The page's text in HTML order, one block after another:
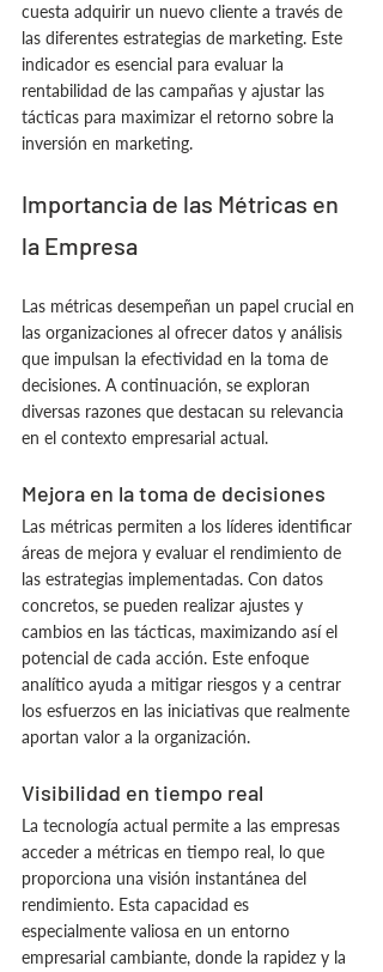
cuesta adquirir un nuevo cliente a través de
las diferentes estrategias de marketing. Este
indicador es esencial para evaluar la
rentabilidad de las campañas y ajustar las
tácticas para maximizar el retorno sobre la
inversión en marketing.
Importancia de las Métricas en
la Empresa
Las métricas desempeñan un papel crucial en
las organizaciones al ofrecer datos y análisis
que impulsan la efectividad en la toma de
decisiones. A continuación, se exploran
diversas razones que destacan su relevancia
en el contexto empresarial actual.
Mejora en la toma de decisiones
Las métricas permiten a los líderes identificar
áreas de mejora y evaluar el rendimiento de
las estrategias implementadas. Con datos
concretos, se pueden realizar ajustes y
cambios en las tácticas, maximizando así el
potencial de cada acción. Este enfoque
analítico ayuda a mitigar riesgos y a centrar
los esfuerzos en las iniciativas que realmente
aportan valor a la organización.
Visibilidad en tiempo real
La tecnología actual permite a las empresas
acceder a métricas en tiempo real, lo que
proporciona una visión instantánea del
rendimiento. Esta capacidad es
especialmente valiosa en un entorno
empresarial cambiante, donde la rapidez y la